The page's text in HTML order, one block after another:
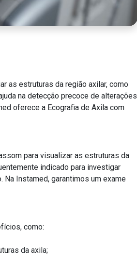
as estruturas da região axilar, como
na detecção precoce de alterações
oferece a Ecografia de Axila com
para visualizar as estruturas da
indicado para investigar
Instamed, garantimos um exame
como:
da axila;